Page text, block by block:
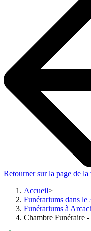
Retourner sur la page de
Accueil
Funérariums dans le
Funérariums à
Chambre Funéraire